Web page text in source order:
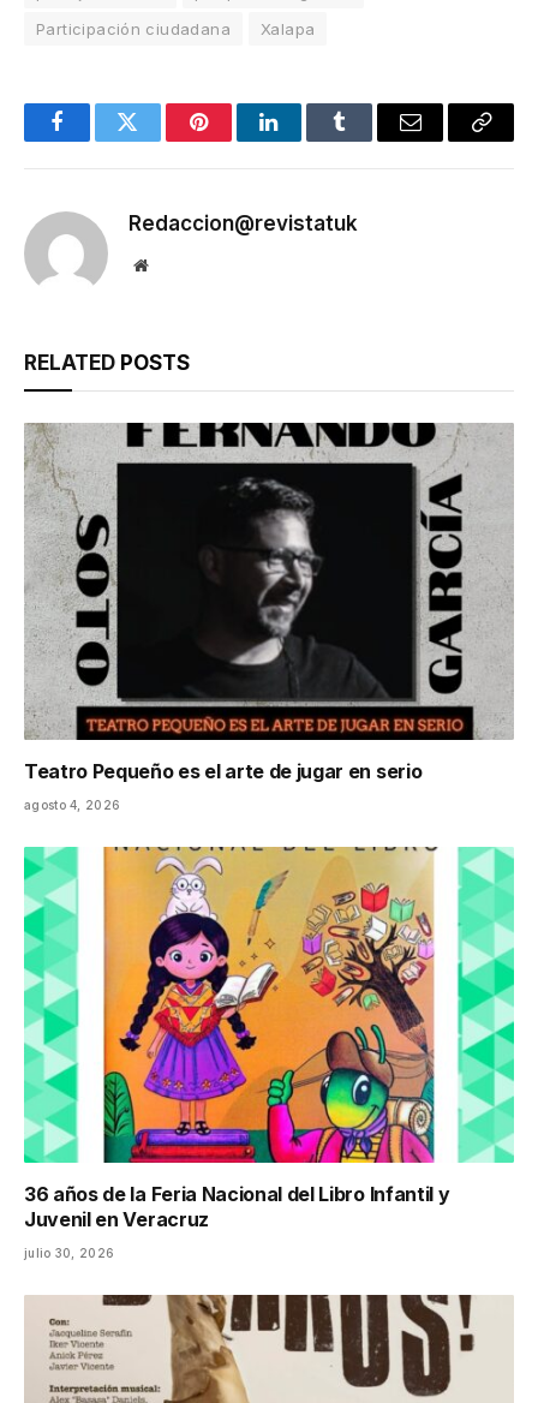
Participación ciudadana
Xalapa
FacebookTwitter PinterestLinkedInTumblr Email
Copy
Redaccion@revistatuk
Website
RELATED POSTS
Teatro Pequeño es el arte de jugar en serio
agosto 4, 2026
36 años de la Feria Nacional del Libro Infantil y
Juvenil en Veracruz
julio 30, 2026